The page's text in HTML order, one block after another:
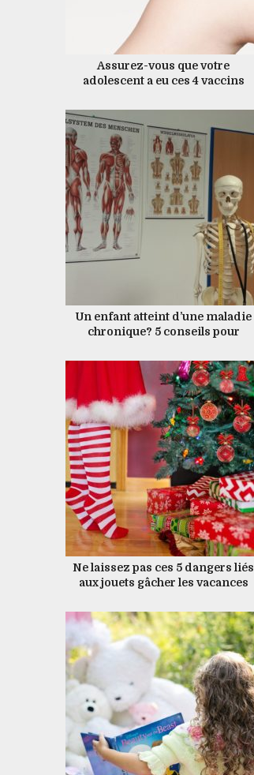
Assurez-vous que votre
adolescent a eu ces 4 vaccins
Un enfant atteint d’une maladie
chronique? 5 conseils pour
parents-enseignants
Ne laissez pas ces 5 dangers liés
aux jouets gâcher les vacances